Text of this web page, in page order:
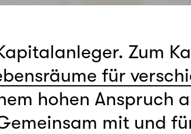
Zum
für
hohen Anspruch
mit und